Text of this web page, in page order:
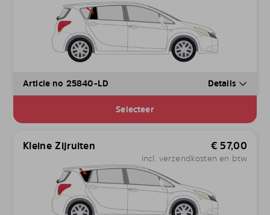
Article no 25840-LD Details
Selecteer
Kleine Zijruiten € 57,00
incl. verzendkosten en btw